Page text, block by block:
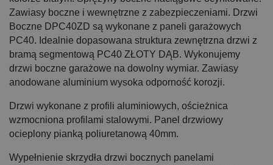
Zawiasy boczne i wewnętrzne z zabezpieczeniami. Drzwi
Boczne DPC40ZD są wykonane z paneli garażowych
PC40. Idealnie dopasowana struktura zewnętrzna drzwi z
bramą segmentową PC40 ZŁOTY DĄB. Wykonujemy
drzwi boczne garażowe na dowolny wymiar. Zawiasy
anodowane aluminium wysoka odporność korozji.
Drzwi wykonane z profili aluminiowych, ościeżnica
wzmocniona profilami stalowymi. Panel drzwiowy
ocieplony pianką poliuretanową 40mm.
Wypełnienie skrzydła drzwi bocznych panelami